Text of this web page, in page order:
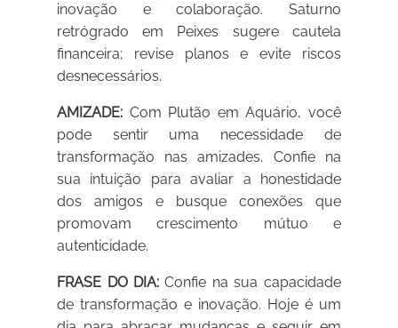
inovação e colaboração. Saturno
retrógrado em Peixes sugere cautela
financeira; revise planos e evite riscos
desnecessários.
AMIZADE: Com Plutão em Aquário, você
pode sentir uma necessidade de
transformação nas amizades. Confie na
sua intuição para avaliar a honestidade
dos amigos e busque conexões que
promovam crescimento mútuo e
autenticidade.
FRASE DO DIA: Confie na sua capacidade
de transformação e inovação. Hoje é um